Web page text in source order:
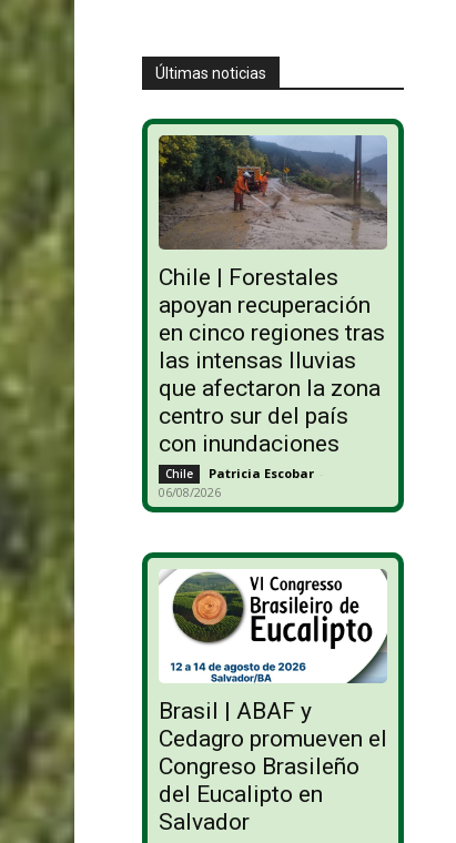
Últimas noticias
Chile | Forestales
apoyan recuperación
en cinco regiones tras
las intensas lluvias
que afectaron la zona
centro sur del país
con inundaciones
Chile Patricia Escobar -
06/08/2026
Brasil | ABAF y
Cedagro promueven el
Congreso Brasileño
del Eucalipto en
Salvador